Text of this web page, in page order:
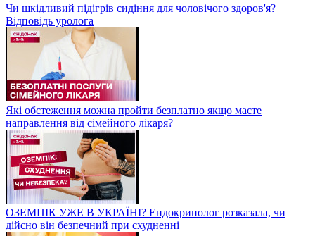
Чи шкідливий підігрів сидіння для чоловічого здоров'я?
Відповідь уролога
Які обстеження можна пройти безплатно якщо маєте
направлення від сімейного лікаря?
ОЗЕМПІК УЖЕ В УКРАЇНІ? Ендокринолог розказала, чи
дійсно він безпечний при схудненні